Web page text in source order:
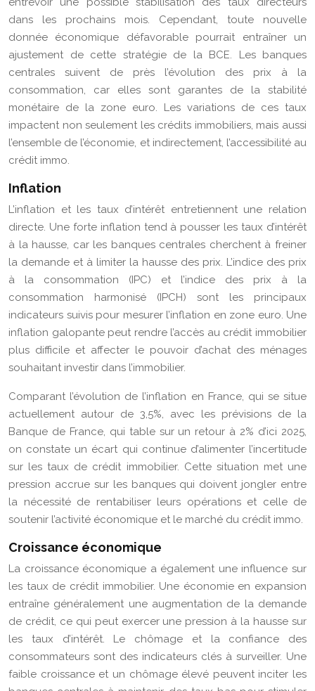
dans les prochains mois. Cependant, toute nouvelle
donnée économique défavorable pourrait entraîner un
ajustement de cette stratégie de la BCE. Les banques
centrales suivent de près l’évolution des prix à la
consommation, car elles sont garantes de la stabilité
monétaire de la zone euro. Les variations de ces taux
impactent non seulement les crédits immobiliers, mais aussi
l’ensemble de l’économie, et indirectement, l’accessibilité au
crédit immo.
Inflation
L’inflation et les taux d’intérêt entretiennent une relation
directe. Une forte inflation tend à pousser les taux d’intérêt
à la hausse, car les banques centrales cherchent à freiner
la demande et à limiter la hausse des prix. L’indice des prix
à la consommation (IPC) et l’indice des prix à la
consommation harmonisé (IPCH) sont les principaux
indicateurs suivis pour mesurer l’inflation en zone euro. Une
inflation galopante peut rendre l’accès au crédit immobilier
plus difficile et affecter le pouvoir d’achat des ménages
souhaitant investir dans l’immobilier.
Comparant l’évolution de l’inflation en France, qui se situe
actuellement autour de 3,5%, avec les prévisions de la
Banque de France, qui table sur un retour à 2% d’ici 2025,
on constate un écart qui continue d’alimenter l’incertitude
sur les taux de crédit immobilier. Cette situation met une
pression accrue sur les banques qui doivent jongler entre
la nécessité de rentabiliser leurs opérations et celle de
soutenir l’activité économique et le marché du crédit immo.
Croissance économique
La croissance économique a également une influence sur
les taux de crédit immobilier. Une économie en expansion
entraîne généralement une augmentation de la demande
de crédit, ce qui peut exercer une pression à la hausse sur
les taux d’intérêt. Le chômage et la confiance des
consommateurs sont des indicateurs clés à surveiller. Une
faible croissance et un chômage élevé peuvent inciter les